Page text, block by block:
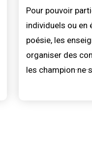
Pour pouvoir
individuels ou en
poésie, les
organiser des
les